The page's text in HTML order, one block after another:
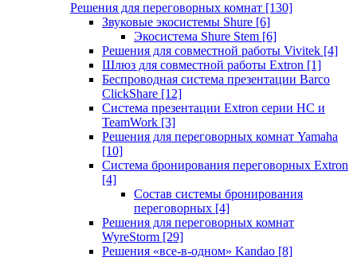
Решения для переговорных комнат [130]
Звуковые экосистемы Shure [6]
Экосистема Shure Stem [6]
Решения для совместной работы Vivitek [4]
Шлюз для совместной работы Extron [1]
Беспроводная система презентации Barco
ClickShare [12]
Система презентации Extron серии HC и
TeamWork [3]
Решения для переговорных комнат Yamaha
[10]
Система бронирования переговорных Extron
[4]
Состав системы бронирования
переговорных [4]
Решения для переговорных комнат
WyreStorm [29]
Решения «все-в-одном» Kandao [8]